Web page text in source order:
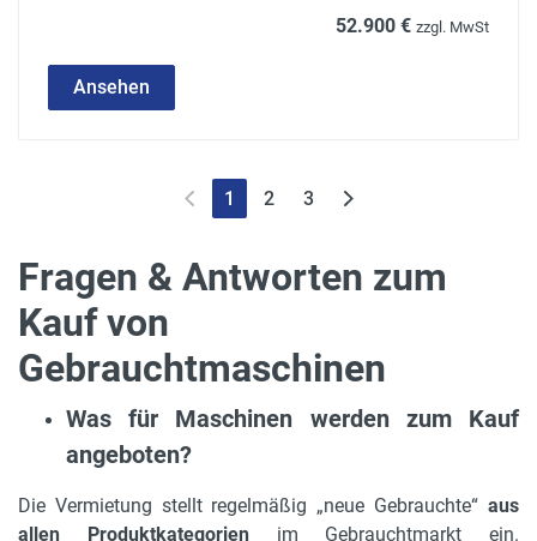
52.900 € zzgl. MwSt
Ansehen
1 2 3
Fragen & Antworten zum
Kauf von
Gebrauchtmaschinen
Was für Maschinen werden zum Kauf
angeboten?
Die Vermietung stellt regelmäßig „neue Gebrauchte“ aus
allen Produktkategorienim Gebrauchtmarkt ein.